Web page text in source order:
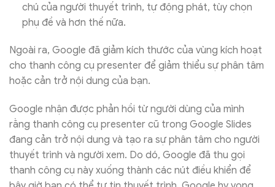
chú của người thuyết trình, tự động phát, tùy chọn
phụ đề và hơn thế nữa.
Ngoài ra, Google đã giảm kích thước của vùng kích hoạt
cho thanh công cụ presenter để giảm thiểu sự phân tâm
hoặc cản trở nội dung của bạn.
Google nhận được phản hồi từ người dùng của mình
rằng thanh công cụ presenter cũ trong Google Slides
đang cản trở nội dung và tạo ra sự phân tâm cho người
thuyết trình và người xem. Do dó, Google đã thu gọi
thanh công cụ này xuống thành các nút điều khiển để